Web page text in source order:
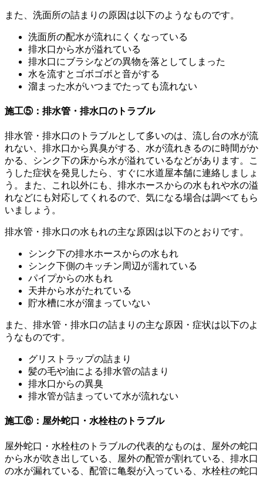
また、洗面所の詰まりの原因は以下のようなものです。
洗面所の配水が流れにくくなっている
排水口から水が溢れている
排水口にブラシなどの異物を落としてしまった
水を流すとゴボゴボと音がする
溜まった水がいつまでたっても流れない
施工⑤：排水管・排水口のトラブル
排水管・排水口のトラブルとして多いのは、流し台の水が流
れない、排水口から異臭がする、水が流れきるのに時間がか
かる、シンク下の床から水が溢れているなどがあります。こ
うした症状を発見したら、すぐに水道屋本舗に連絡しましょ
う。また、これ以外にも、排水ホースからの水もれや水の溢
れなどにも対応してくれるので、気になる場合は調べてもら
いましょう。
排水管・排水口の水もれの主な原因は以下のとおりです。
シンク下の排水ホースからの水もれ
シンク下側のキッチン周辺が濡れている
パイプからの水もれ
天井から水がたれている
貯水槽に水が溜まっていない
また、排水管・排水口の詰まりの主な原因・症状は以下のよ
うなものです。
グリストラップの詰まり
髪の毛や油による排水管の詰まり
排水口からの異臭
排水管が詰まっていて水が流れない
施工⑥：屋外蛇口・水栓柱のトラブル
屋外蛇口・水栓柱のトラブルの代表的なものは、屋外の蛇口
から水が吹き出している、屋外の配管が割れている、排水口
の水が漏れている、配管に亀裂が入っている、水栓柱の蛇口